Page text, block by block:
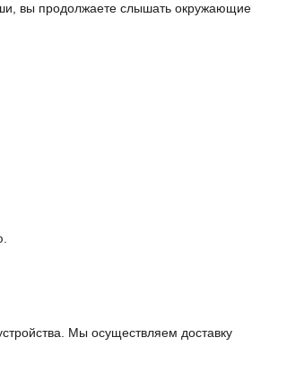
вы продолжаете слышать окружающие
Мы осуществляем доставку